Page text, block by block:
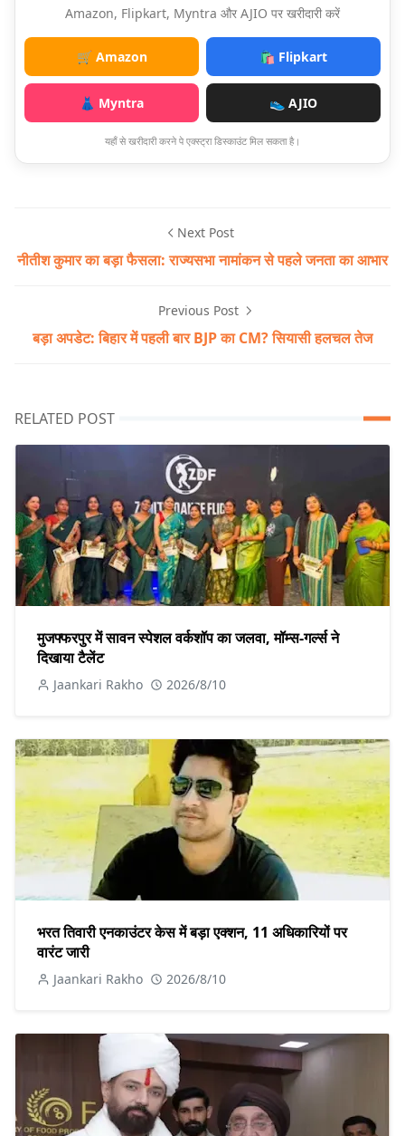
Amazon, Flipkart, Myntra और AJIO पर खरीदारी करें
🛒 Amazon 🛍️ Flipkart
👗 Myntra 👟 AJIO
यहाँ से खरीदारी करने पे एक्स्ट्रा डिस्काउंट मिल सकता है।
Next Post
नीतीश कुमार का बड़ा फैसला: राज्यसभा नामांकन से पहले जनता का आभार
Previous Post
बड़ा अपडेट: बिहार में पहली बार BJP का CM? सियासी हलचल तेज
RELATED POST
मुजफ्फरपुर में सावन स्पेशल वर्कशॉप का जलवा, मॉम्स-गर्ल्स ने
दिखाया टैलेंट
Jaankari Rakho 2026/8/10
भरत तिवारी एनकाउंटर केस में बड़ा एक्शन, 11 अधिकारियों पर
वारंट जारी
Jaankari Rakho 2026/8/10